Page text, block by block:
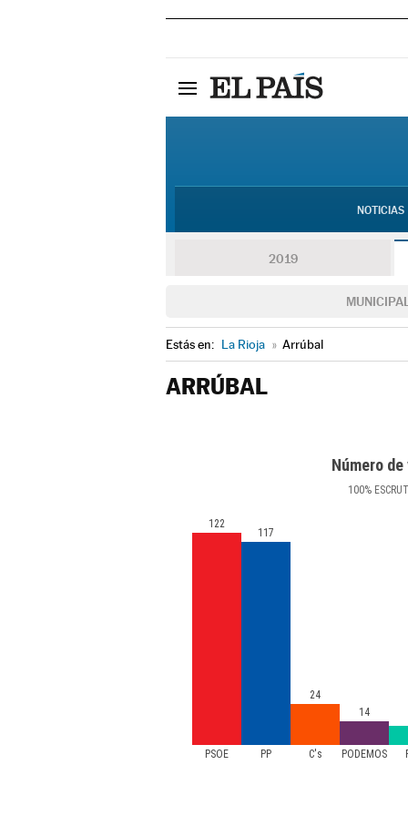
NOTICIAS
2019
Estás en: La Rioja » Arrúbal
ARRÚBAL
Número
100%
PSOE PP C's PODEMOS
122
117
24
14